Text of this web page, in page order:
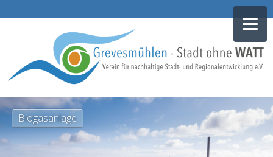
NAVIGATION
ÜBERSPRINGEN
Biogasanlage